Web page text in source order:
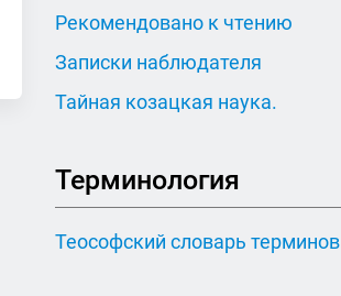
Рекомендовано к чтению
Записки наблюдателя
Тайная козацкая наука.
Терминология
Теософский словарь терминов